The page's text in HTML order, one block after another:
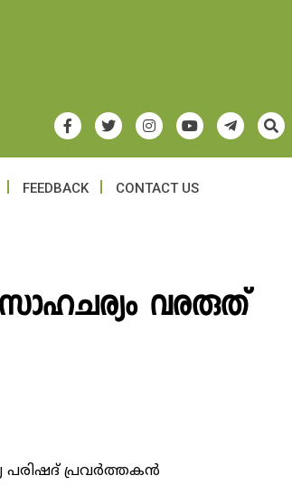
FEEDBACK CONTACT US
വരരുത്
പരിഷദ് പ്രവര്‍ത്തകന്‍